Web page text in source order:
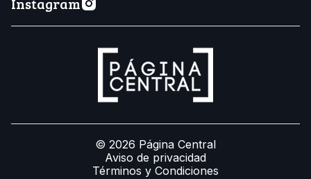
© 2026 Página Central
Aviso de privacidad
Términos y Condiciones